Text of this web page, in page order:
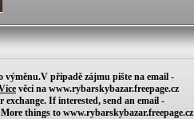
výměnu.V případě zájmu pište na email -
věcí na www.rybarskybazar.freepage.cz
exchange. If interested, send an email -
More things to www.rybarskybazar.freepage.cz